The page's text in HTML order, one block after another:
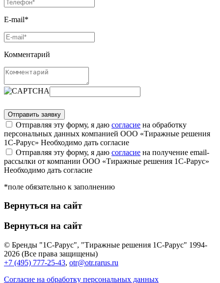
E-mail*
Комментарий
Отправляя эту форму, я даю согласие на обработку
персональных данных компанией ООО «Тиражные решения
1С-Рарус» Необходимо дать согласие
Отправляя эту форму, я даю согласие на получение email-
рассылки от компании ООО «Тиражные решения 1С-Рарус»
Необходимо дать согласие
*поле обязательно к заполнению
Вернуться на сайт
Вернуться на сайт
© Бренды "1С-Рарус", "Тиражные решения 1С-Рарус" 1994-
2026 (Все права защищены)
+7 (495) 777-25-43, otr@otr.rarus.ru
Согласие на обработку персональных данных